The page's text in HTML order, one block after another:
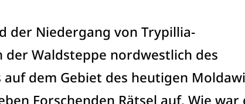
der Niedergang von Trypillia-
der Waldsteppe nordwestlich des
auf dem Gebiet des heutigen
Forschenden Rätsel auf. Wie war